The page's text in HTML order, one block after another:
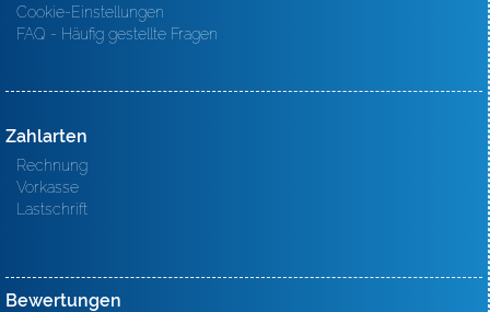
Cookie-Einstellungen
FAQ - Häufig gestellte Fragen
Zahlarten
Rechnung
Vorkasse
Lastschrift
Bewertungen